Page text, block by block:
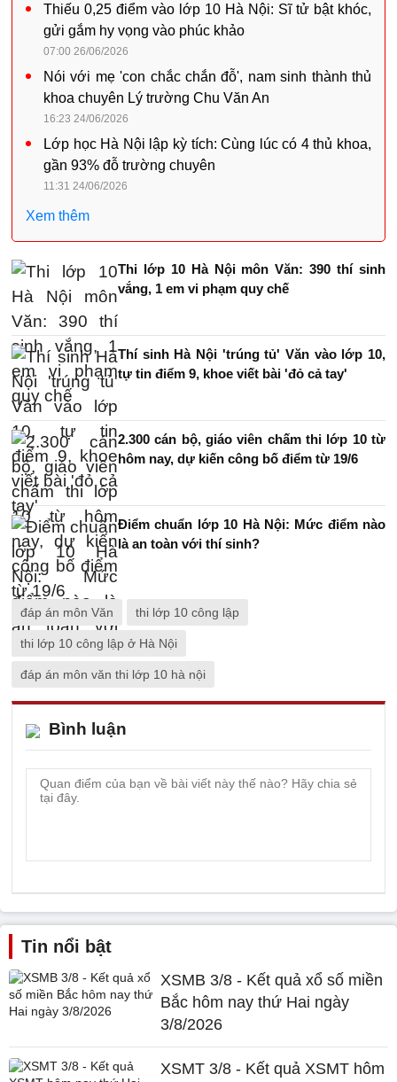
Thiếu 0,25 điểm vào lớp 10 Hà Nội: Sĩ tử bật khóc,
gửi gắm hy vọng vào phúc khảo
07:00 26/06/2026
Nói với mẹ 'con chắc chắn đỗ', nam sinh thành thủ
khoa chuyên Lý trường Chu Văn An
16:23 24/06/2026
Lớp học Hà Nội lập kỳ tích: Cùng lúc có 4 thủ khoa,
gần 93% đỗ trường chuyên
11:31 24/06/2026
Xem thêm
Thi lớp 10 Hà Nội môn Văn: 390 thí sinh
vắng, 1 em vi phạm quy chế
Thí sinh Hà Nội 'trúng tủ' Văn vào lớp 10,
tự tin điểm 9, khoe viết bài 'đỏ cả tay'
2.300 cán bộ, giáo viên chấm thi lớp 10 từ
hôm nay, dự kiến công bố điểm từ 19/6
Điểm chuẩn lớp 10 Hà Nội: Mức điểm nào
là an toàn với thí sinh?
đáp án môn Văn thi lớp 10 công lập
thi lớp 10 công lập ở Hà Nội
đáp án môn văn thi lớp 10 hà nội
Bình luận
Tin nổi bật
XSMB 3/8 - Kết quả xổ số miền
Bắc hôm nay thứ Hai ngày
3/8/2026
XSMT 3/8 - Kết quả XSMT hôm